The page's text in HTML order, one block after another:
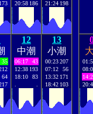
173
20:58 186
21:24 198
35
64
12
中潮
06:17
43
12:38 193
18:10
83
13
小潮
00:23207
07:12
56
13:32 171
18:42 103